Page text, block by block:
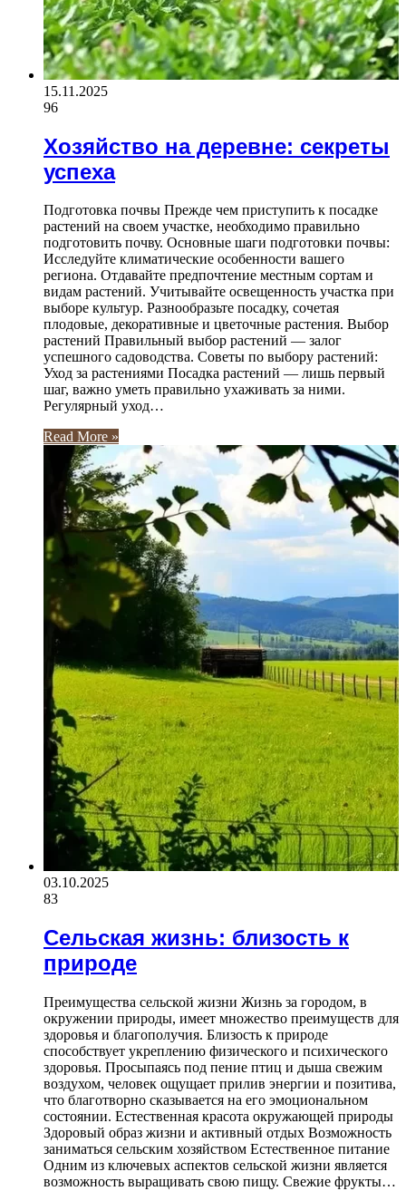
15.11.2025
96
Хозяйство на деревне: секреты
успеха
Подготовка почвы Прежде чем приступить к посадке
растений на своем участке, необходимо правильно
подготовить почву. Основные шаги подготовки почвы:
Исследуйте климатические особенности вашего
региона. Отдавайте предпочтение местным сортам и
видам растений. Учитывайте освещенность участка при
выборе культур. Разнообразьте посадку, сочетая
плодовые, декоративные и цветочные растения. Выбор
растений Правильный выбор растений — залог
успешного садоводства. Советы по выбору растений:
Уход за растениями Посадка растений — лишь первый
шаг, важно уметь правильно ухаживать за ними.
Регулярный уход…
Read More »
03.10.2025
83
Сельская жизнь: близость к
природе
Преимущества сельской жизни Жизнь за городом, в
окружении природы, имеет множество преимуществ для
здоровья и благополучия. Близость к природе
способствует укреплению физического и психического
здоровья. Просыпаясь под пение птиц и дыша свежим
воздухом, человек ощущает прилив энергии и позитива,
что благотворно сказывается на его эмоциональном
состоянии. Естественная красота окружающей природы
Здоровый образ жизни и активный отдых Возможность
заниматься сельским хозяйством Естественное питание
Одним из ключевых аспектов сельской жизни является
возможность выращивать свою пищу. Свежие фрукты…